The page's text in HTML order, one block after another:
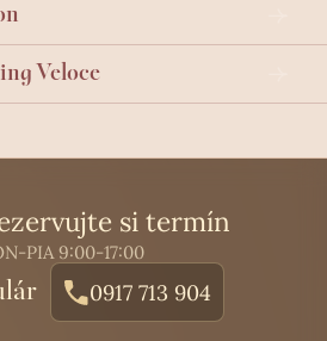
Veloce
si termín
PIA 9:00-17:00
0917 713 904